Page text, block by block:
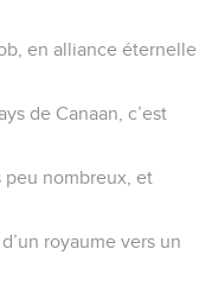
en alliance éternelle
de Canaan, c’est
peu nombreux, et
royaume vers un